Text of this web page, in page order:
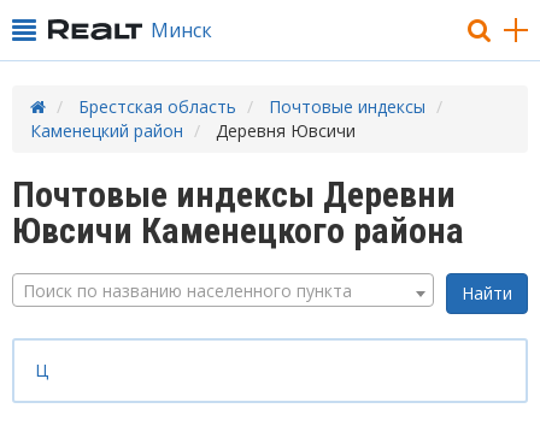
Минск
Брестская область
Почтовые индексы
Каменецкий район
Деревня Ювсичи
Почтовые индексы Деревни
Ювсичи Каменецкого района
Поиск по названию населенного пункта
Ц